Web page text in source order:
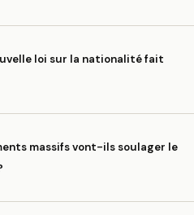
loi sur la nationalité fait
massifs vont-ils soulager le